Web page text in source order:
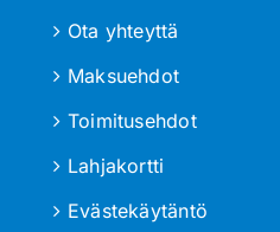
Ota yhteyttä
Maksuehdot
Toimitusehdot
Lahjakortti
Evästekäytäntö